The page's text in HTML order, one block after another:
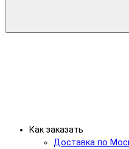
Как заказать
Доставка по